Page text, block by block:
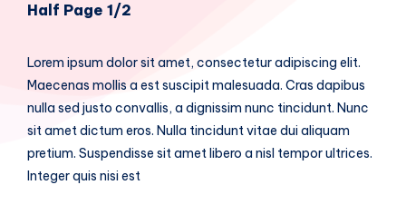
Half Page 1/2
Lorem ipsum dolor sit amet, consectetur adipiscing elit.
Maecenas mollis a est suscipit malesuada. Cras dapibus
nulla sed justo convallis, a dignissim nunc tincidunt. Nunc
sit amet dictum eros. Nulla tincidunt vitae dui aliquam
pretium. Suspendisse sit amet libero a nisl tempor ultrices.
Integer quis nisi est